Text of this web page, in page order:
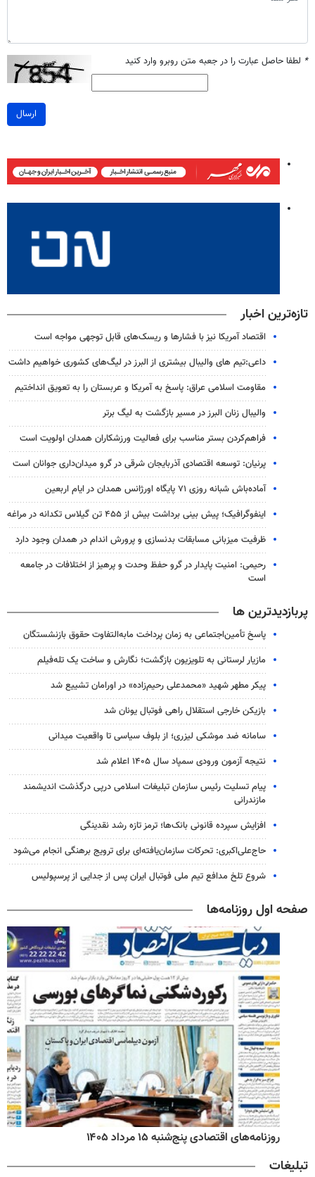
* لطفا حاصل عبارت را در جعبه متن روبرو وارد کنید
ارسال
تازه‌ترین اخبار
اقتصاد آمریکا نیز با فشارها و ریسک‌های قابل توجهی مواجه است
داعی:تیم های والیبال بیشتری از البرز در لیگ‌های کشوری خواهیم داشت
مقاومت اسلامی عراق: پاسخ به آمریکا و عربستان را به تعویق انداختیم
والیبال زنان البرز در مسیر بازگشت به لیگ برتر
فراهم‌کردن بستر مناسب برای فعالیت ورزشکاران همدان اولویت است
پرنیان: توسعه اقتصادی آذربایجان شرقی در گرو میدان‌داری جوانان است
آماده‌باش شبانه روزی ۷۱ پایگاه اورژانس همدان در ایام اربعین
اینفوگرافیک؛ پیش بینی برداشت بیش از ۴۵۵ تن گیلاس تکدانه در مراغه
ظرفیت میزبانی مسابقات بدنسازی و پرورش اندام در همدان وجود دارد
رحیمی: امنیت پایدار در گرو حفظ وحدت و پرهیز از اختلافات در جامعه
است
پربازدیدترین ها
پاسخ تأمین‌اجتماعی به زمان پرداخت مابه‌التفاوت حقوق بازنشستگان
مازیار لرستانی به تلویزیون بازگشت؛ نگارش و ساخت یک تله‌فیلم
پیکر مطهر شهید «محمدعلی رحیم‌زاده» در اورامان تشییع شد
بازیکن خارجی استقلال راهی فوتبال یونان شد
سامانه ضد موشکی لیزری؛ از بلوف سیاسی تا واقعیت میدانی
نتیجه آزمون ورودی سمپاد سال ۱۴۰۵ اعلام شد
پیام تسلیت رئیس سازمان تبلیغات اسلامی درپی درگذشت اندیشمند
مازندرانی
افزایش سپرده قانونی بانک‌ها؛ ترمز تازه رشد نقدینگی
حاج‌علی‌اکبری: تحرکات سازمان‌یافته‌ای برای ترویج برهنگی انجام می‌شود
شروع تلخ مدافع تیم ملی فوتبال ایران پس از جدایی از پرسپولیس
صفحه اول روزنامه‌ها
روزنامه‌های اقتصادی پنج‌شنبه ۱۵ مرداد ۱۴۰۵
تبلیغات